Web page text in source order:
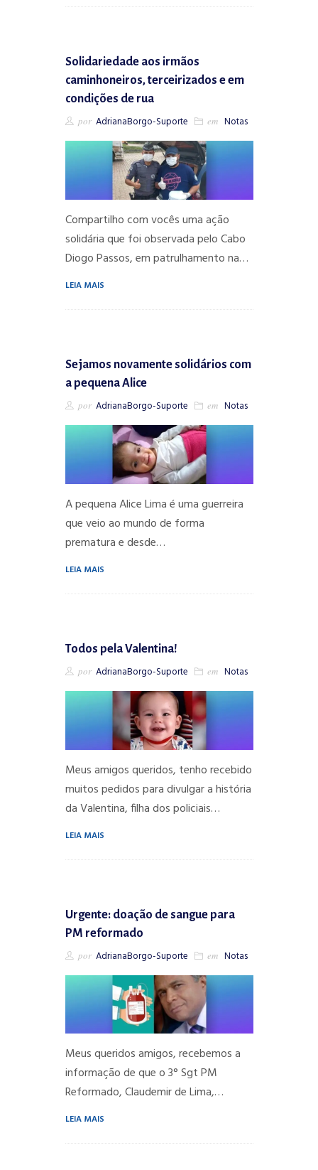
Solidariedade aos irmãos
caminhoneiros, terceirizados e em
condições de rua
por AdrianaBorgo-Suporte em Notas
Compartilho com vocês uma ação
solidária que foi observada pelo Cabo
Diogo Passos, em patrulhamento na…
LEIA MAIS
Sejamos novamente solidários com
a pequena Alice
por AdrianaBorgo-Suporte em Notas
A pequena Alice Lima é uma guerreira
que veio ao mundo de forma
prematura e desde…
LEIA MAIS
Todos pela Valentina!
por AdrianaBorgo-Suporte em Notas
Meus amigos queridos, tenho recebido
muitos pedidos para divulgar a história
da Valentina, filha dos policiais…
LEIA MAIS
Urgente: doação de sangue para
PM reformado
por AdrianaBorgo-Suporte em Notas
Meus queridos amigos, recebemos a
informação de que o 3° Sgt PM
Reformado, Claudemir de Lima,…
LEIA MAIS